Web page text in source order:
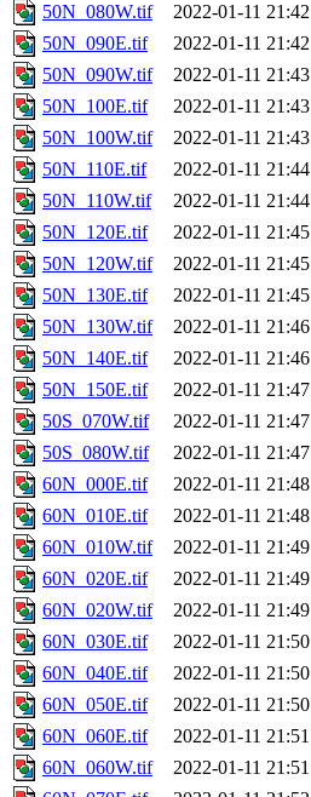
50N_080W.tif
2022-01-11 21:42
50N_090E.tif
2022-01-11 21:42
50N_090W.tif
2022-01-11 21:43
50N_100E.tif
2022-01-11 21:43
50N_100W.tif
2022-01-11 21:43
50N_110E.tif
2022-01-11 21:44
50N_110W.tif
2022-01-11 21:44
50N_120E.tif
2022-01-11 21:45
50N_120W.tif
2022-01-11 21:45
50N_130E.tif
2022-01-11 21:45
50N_130W.tif
2022-01-11 21:46
50N_140E.tif
2022-01-11 21:46
50N_150E.tif
2022-01-11 21:47
50S_070W.tif
2022-01-11 21:47
50S_080W.tif
2022-01-11 21:47
60N_000E.tif
2022-01-11 21:48
60N_010E.tif
2022-01-11 21:48
60N_010W.tif
2022-01-11 21:49
60N_020E.tif
2022-01-11 21:49
60N_020W.tif
2022-01-11 21:49
60N_030E.tif
2022-01-11 21:50
60N_040E.tif
2022-01-11 21:50
60N_050E.tif
2022-01-11 21:50
60N_060E.tif
2022-01-11 21:51
60N_060W.tif
2022-01-11 21:51